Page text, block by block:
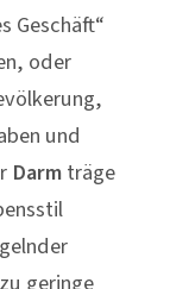
Geschäft“
oder
und
Darmträge